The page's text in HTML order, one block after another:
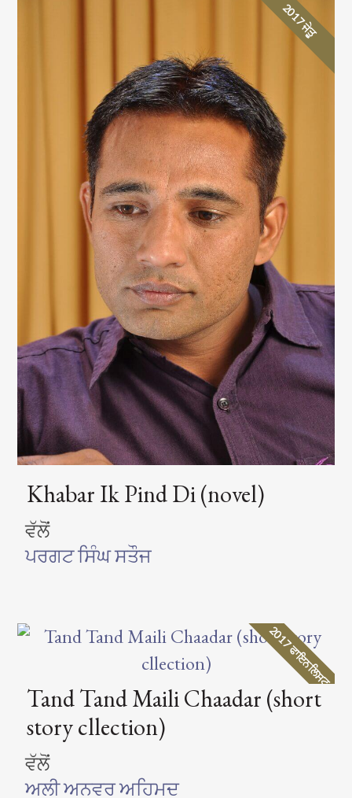
2017 ਜੇਤੂ
Khabar Ik Pind Di (novel)
ਵੱਲੋਂ
ਪਰਗਟ ਸਿੰਘ ਸਤੌਜ
2017 ਫਾਇਨਲਿਸਟ
Tand Tand Maili Chaadar (short
story cllection)
ਵੱਲੋਂ
ਅਲੀ ਅਨਵਰ ਅਹਿਮਦ